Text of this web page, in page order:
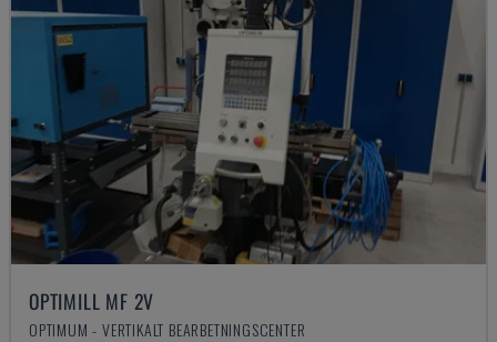
OPTIMILL MF 2V
OPTIMUM - VERTIKALT BEARBETNINGSCENTER